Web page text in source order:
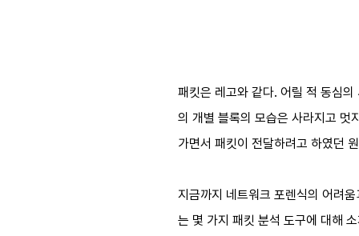
패킷은 레고와 같다. 어릴 적 동심
의 개별 블록의 모습은 사라지고 멋
가면서 패킷이 전달하려고 하였던
지금까지 네트워크 포렌식의 어려
는 몇 가지 패킷 분석 도구에 대해